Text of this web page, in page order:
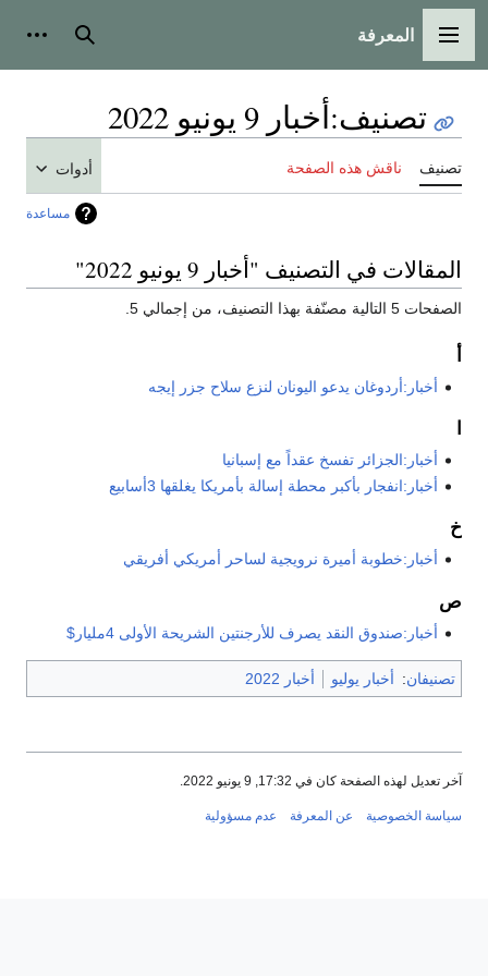
القائمة الرئيسية
المعرفة بحث
تصنيف:أخبار 9 يونيو 2022
تصنيف ناقش هذه الصفحة أدوات
مساعدة
المقالات في التصنيف "أخبار 9 يونيو 2022"
الصفحات 5 التالية مصنّفة بهذا التصنيف، من إجمالي 5.
أخبار:أردوغان يدعو اليونان لنزع سلاح جزر إيجه
أخبار:الجزائر تفسخ عقداً مع إسبانيا
أخبار:انفجار بأكبر محطة إسالة بأمريكا يغلقها 3أسابيع
خ
أخبار:خطوبة أميرة نرويجية لساحر أمريكي أفريقي
ص
أخبار:صندوق النقد يصرف للأرجنتين الشريحة الأولى 4مليار$
تصنيفان: أخبار يوليو أخبار 2022
آخر تعديل لهذه الصفحة كان في 17:32, 9 يونيو 2022.
سياسة الخصوصية عن المعرفة عدم مسؤولية